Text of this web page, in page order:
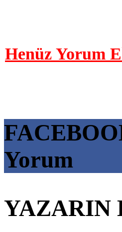
Henüz Yorum
Yorum
YAZARIN